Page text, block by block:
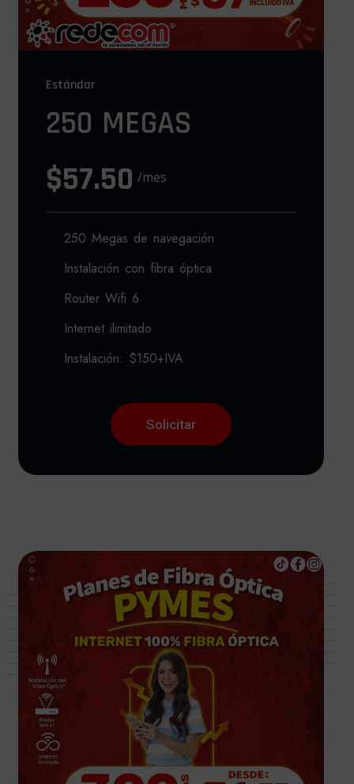
Estándar
250 MEGAS
$57.50 /mes
250 Megas de navegación
Instalación con fibra óptica
Router Wifi 6
Internet ilimitado
Instalación: $150+IVA
Solicitar